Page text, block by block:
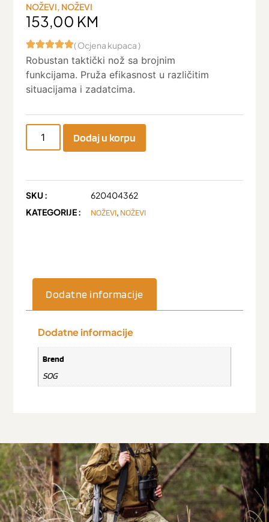
NOŽEVI, NOŽEVI
153,00 KM
( Ocjena kupaca )
Robustan taktički nož sa brojnim
funkcijama. Pruža efikasnost u različitim
situacijama i zadatcima.
Dodaj u korpu
SKU :
620404362
KATEGORIJE :
NOŽEVI, NOŽEVI
Dodatne informacije
Dodatne informacije
Brend
SOG